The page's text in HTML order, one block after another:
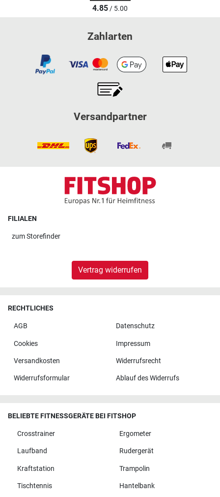
4.85/ 5.00
Zahlarten
Versandpartner
FILIALEN
zumStorefinder
Vertrag widerrufen
RECHTLICHES
AGB Datenschutz
Cookies Impressum
Versandkosten Widerrufsrecht
Widerrufsformular Ablauf des Widerrufs
BELIEBTE FITNESSGERÄTE BEI FITSHOP
Crosstrainer Ergometer
Laufband Rudergerät
Kraftstation Trampolin
Tischtennis Hantelbank